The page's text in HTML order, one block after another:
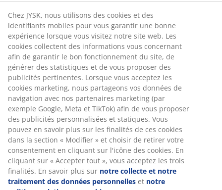
Chez JYSK, nous utilisons des cookies et des
identifiants mobiles pour vous garantir une bonne
expérience lorsque vous visitez notre site web. Les
cookies collectent des informations vous concernant
afin de garantir le bon fonctionnement du site, de
générer des statistiques et de vous proposer des
publicités pertinentes. Lorsque vous acceptez les
cookies marketing, nous partageons vos données de
navigation avec nos partenaires marketing (par
exemple Google, Meta et TikTok) afin de vous proposer
des publicités personnalisées et statiques. Vous
pouvez en savoir plus sur les finalités de ces cookies
dans la section « Modifier » et choisir de retirer votre
consentement en cliquant sur l'icône des cookies. En
cliquant sur « Accepter tout », vous acceptez les trois
finalités. En savoir plus sur notre collecte et notre
traitement des données personnelles et notre